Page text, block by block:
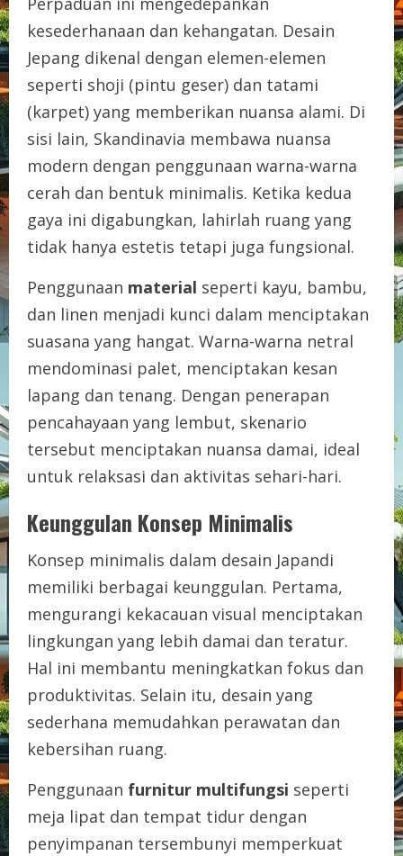
kesederhanaan dan kehangatan. Desain
Jepang dikenal dengan elemen-elemen
seperti shoji (pintu geser) dan tatami
(karpet) yang memberikan nuansa alami. Di
sisi lain, Skandinavia membawa nuansa
modern dengan penggunaan warna-warna
cerah dan bentuk minimalis. Ketika kedua
gaya ini digabungkan, lahirlah ruang yang
tidak hanya estetis tetapi juga fungsional.
Penggunaan material seperti kayu, bambu,
dan linen menjadi kunci dalam menciptakan
suasana yang hangat. Warna-warna netral
mendominasi palet, menciptakan kesan
lapang dan tenang. Dengan penerapan
pencahayaan yang lembut, skenario
tersebut menciptakan nuansa damai, ideal
untuk relaksasi dan aktivitas sehari-hari.
Keunggulan Konsep Minimalis
Konsep minimalis dalam desain Japandi
memiliki berbagai keunggulan. Pertama,
mengurangi kekacauan visual menciptakan
lingkungan yang lebih damai dan teratur.
Hal ini membantu meningkatkan fokus dan
produktivitas. Selain itu, desain yang
sederhana memudahkan perawatan dan
kebersihan ruang.
Penggunaan furnitur multifungsi seperti
meja lipat dan tempat tidur dengan
penyimpanan tersembunyi memperkuat